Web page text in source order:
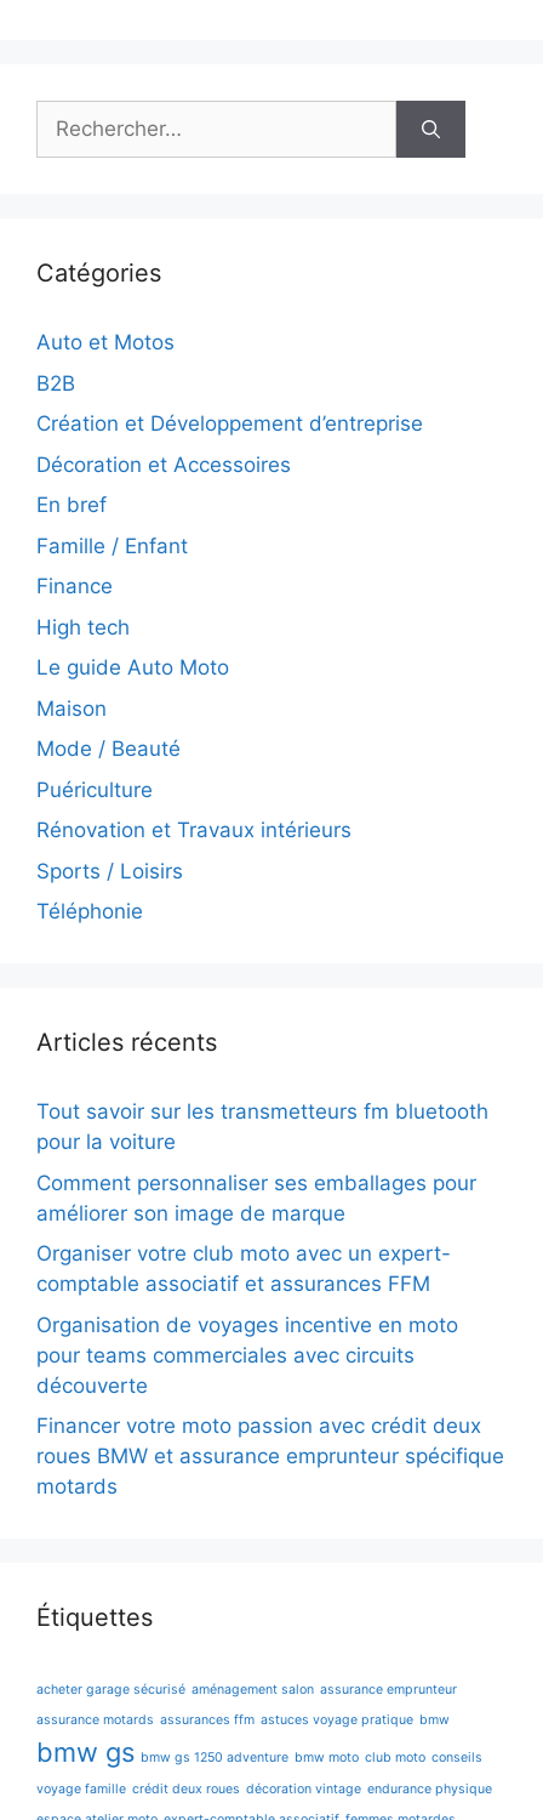
Rechercher :
Catégories
Auto et Motos
B2B
Création et Développement d’entreprise
Décoration et Accessoires
En bref
Famille / Enfant
Finance
High tech
Le guide Auto Moto
Maison
Mode / Beauté
Puériculture
Rénovation et Travaux intérieurs
Sports / Loisirs
Téléphonie
Articles récents
Tout savoir sur les transmetteurs fm bluetooth
pour la voiture
Comment personnaliser ses emballages pour
améliorer son image de marque
Organiser votre club moto avec un expert-
comptable associatif et assurances FFM
Organisation de voyages incentive en moto
pour teams commerciales avec circuits
découverte
Financer votre moto passion avec crédit deux
roues BMW et assurance emprunteur spécifique
motards
Étiquettes
acheter garage sécurisé aménagement salon assurance emprunteur
assurance motards assurances ffm astuces voyage pratique bmw
bmw gs bmw gs 1250 adventure bmw moto club moto conseils
voyage famille crédit deux roues décoration vintage endurance physique